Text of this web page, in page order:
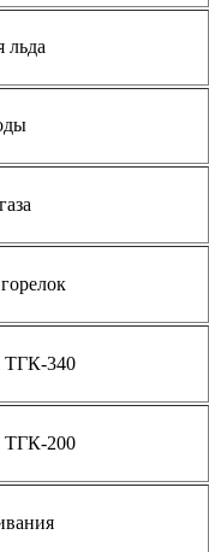
льда
ТГК-340
ТГК-200